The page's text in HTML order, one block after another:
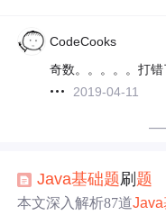
CodeCooks
奇数。。。。。打错
2019-04-11
Java基础题刷 题
本文深入解析87道Java